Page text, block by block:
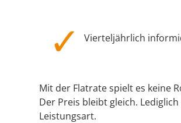
Vierteljährlich
Mit der Flatrate spielt es keine
Der Preis bleibt gleich.
Leistungsart.